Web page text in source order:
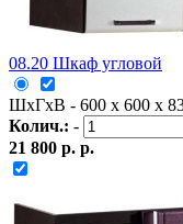
08.20 Шкаф угловой
ШxГxВ - 600 x 600 x
Колич.: -
21 800 р. р.